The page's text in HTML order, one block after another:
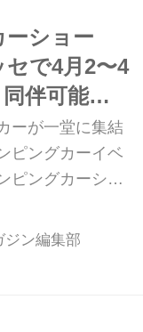
ショー
で4月2〜4
伴可能な
ント
ーが一堂に集結
ピングカーイベ
ピングカーショ
月2日（金）～4
県・幕張メッ
ールで開催さ
ジン編集部